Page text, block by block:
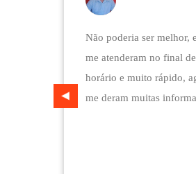
Não poderia ser melhor,
me atenderam no final
horário e muito rápido,
me deram muitas